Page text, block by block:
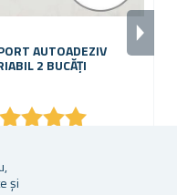
și
AUTOADEZIV
2 BUCĂȚI
★★★★
★★★★